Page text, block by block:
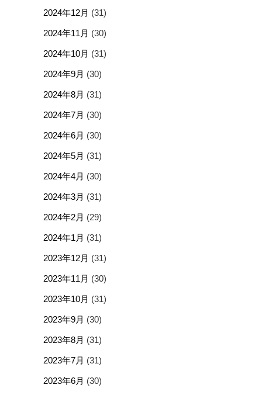
2024年12月 (31)
2024年11月 (30)
2024年10月 (31)
2024年9月 (30)
2024年8月 (31)
2024年7月 (30)
2024年6月 (30)
2024年5月 (31)
2024年4月 (30)
2024年3月 (31)
2024年2月 (29)
2024年1月 (31)
2023年12月 (31)
2023年11月 (30)
2023年10月 (31)
2023年9月 (30)
2023年8月 (31)
2023年7月 (31)
2023年6月 (30)